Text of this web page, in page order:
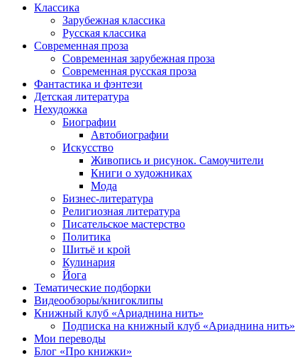
Классика
Зарубежная классика
Русская классика
Современная проза
Современная зарубежная проза
Современная русская проза
Фантастика и фэнтези
Детская литература
Нехудожка
Биографии
Автобиографии
Искусство
Живопись и рисунок. Самоучители
Книги о художниках
Мода
Бизнес-литература
Религиозная литература
Писательское мастерство
Политика
Шитьё и крой
Кулинария
Йога
Тематические подборки
Видеообзоры/книгоклипы
Книжный клуб «Ариаднина нить»
Подписка на книжный клуб «Ариаднина нить»
Мои переводы
Блог «Про книжки»